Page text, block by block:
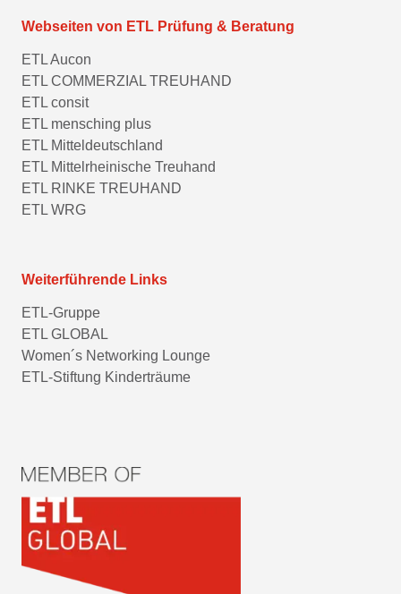
Webseiten von ETL Prüfung & Beratung
ETL Aucon
ETL COMMERZIAL TREUHAND
ETL consit
ETL mensching plus
ETL Mitteldeutschland
ETL Mittelrheinische Treuhand
ETL RINKE TREUHAND
ETL WRG
Weiterführende Links
ETL-Gruppe
ETL GLOBAL
Women´s Networking Lounge
ETL-Stiftung Kinderträume